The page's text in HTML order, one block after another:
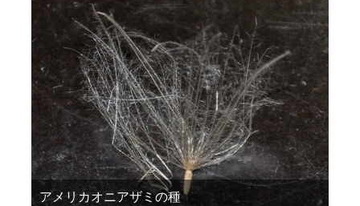
アメリカオニアザミの種